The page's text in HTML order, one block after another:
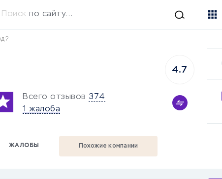
Поиск по сайту...
Всего отзывов 374
1 жалоба
4.7
ЖАЛОБЫ Похожие компании